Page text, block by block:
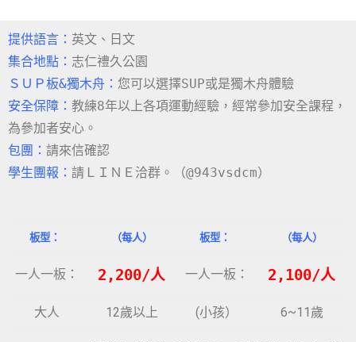
提供語言： 英文、日文
集合地點： 志仁禮久公園
ＳＵＰ板&獨木舟： 您可以選擇SUP或是獨木舟體驗
安全保障： 教練8年以上各項運動經驗，經常參加安全課程，
為參加者安心。
包團： 請來信確認
學生團報： 請ＬＩＮＥ洽群。（@943vsdcm）
板型： （每人） 板型： （每人）
一人一板： 2,200/人 一人一板： 2,100/人
大人 12歲以上 (小孩） 6~11歲